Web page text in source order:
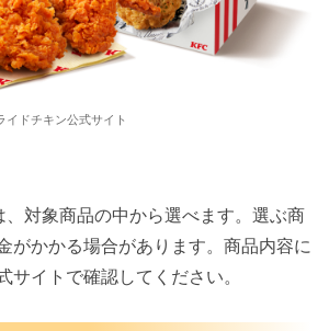
イドチキン公式サイト
対象商品の中から選べます。選ぶ商
がかかる場合があります。商品内容に
サイトで確認してください。